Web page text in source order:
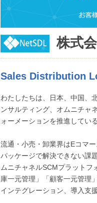
株式
Sales Distribution
わたしたちは、日本、中国、
ンサルティング、オムニチャ
ォーメーションを推進してい
流通・小売・卸業界はEコマ
パッケージで解決できない課
ムニチャネルSCMプラット
庫一元管理」「顧客一元管理
インテグレーション、導入支